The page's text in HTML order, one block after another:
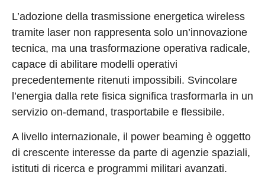
L’adozione della trasmissione energetica wireless
tramite laser non rappresenta solo un’innovazione
tecnica, ma una trasformazione operativa radicale,
capace di abilitare modelli operativi
precedentemente ritenuti impossibili. Svincolare
l’energia dalla rete fisica significa trasformarla in un
servizio on-demand, trasportabile e flessibile.
A livello internazionale, il power beaming è oggetto
di crescente interesse da parte di agenzie spaziali,
istituti di ricerca e programmi militari avanzati.